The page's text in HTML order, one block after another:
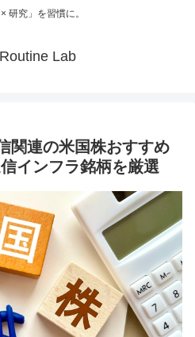
研究」を習慣に。
Lab
関連の米国株おすすめ
インフラ銘柄を厳選